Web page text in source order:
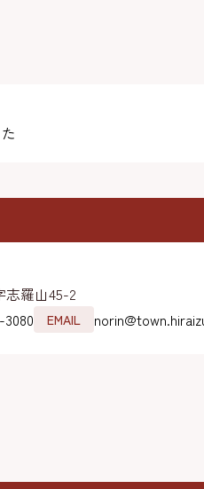
羅山45-2
3080 EMAIL